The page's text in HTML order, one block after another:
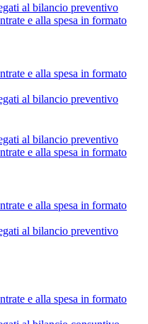
al bilancio preventivo
e alla spesa in formato
e alla spesa in formato
al bilancio preventivo
al bilancio preventivo
e alla spesa in formato
e alla spesa in formato
al bilancio preventivo
e alla spesa in formato